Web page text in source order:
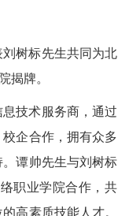
树标先生共同为北
揭牌。
息技术服务商， 通过
校企合作， 拥有众多
谭帅先生与刘树标
职业学院合作，共
高素质技能人才。